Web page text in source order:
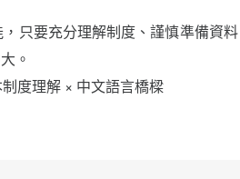
只要充分理解制度、謹慎準備資
。
度理解 × 中文語言橋樑